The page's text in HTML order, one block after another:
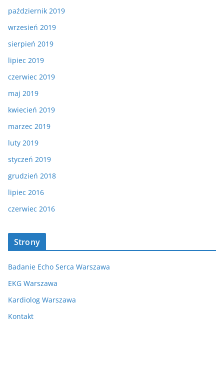
październik 2019
wrzesień 2019
sierpień 2019
lipiec 2019
czerwiec 2019
maj 2019
kwiecień 2019
marzec 2019
luty 2019
styczeń 2019
grudzień 2018
lipiec 2016
czerwiec 2016
Strony
Badanie Echo Serca Warszawa
EKG Warszawa
Kardiolog Warszawa
Kontakt